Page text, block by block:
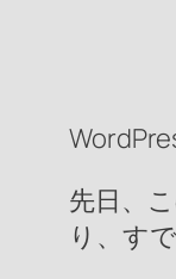
先日、
り、す